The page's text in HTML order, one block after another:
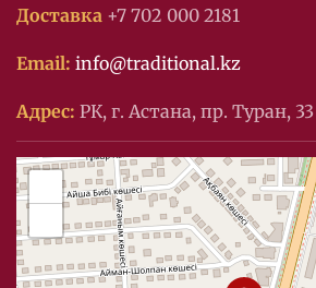
Доставка +7 702 000 2181
Email: info@traditional.kz
Адрес: РК, г. Астана, пр. Туран, 33